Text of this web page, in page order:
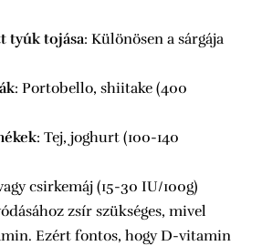
tyúk tojása: Különösen a sárgája
: Portobello, shiitake (400
: Tej, joghurt (100-140
csirkemáj (15-30 IU/100g)
zsír szükséges, mivel
Ezért fontos, hogy D-vitamin